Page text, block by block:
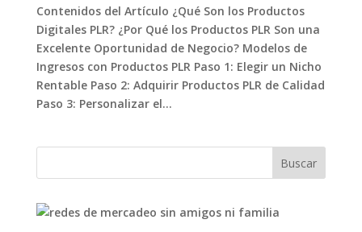
Contenidos del Artículo ¿Qué Son los Productos
Digitales PLR? ¿Por Qué los Productos PLR Son una
Excelente Oportunidad de Negocio? Modelos de
Ingresos con Productos PLR Paso 1: Elegir un Nicho
Rentable Paso 2: Adquirir Productos PLR de Calidad
Paso 3: Personalizar el...